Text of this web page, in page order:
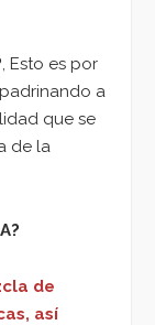
, Esto es por
a
que se
de la
de
así